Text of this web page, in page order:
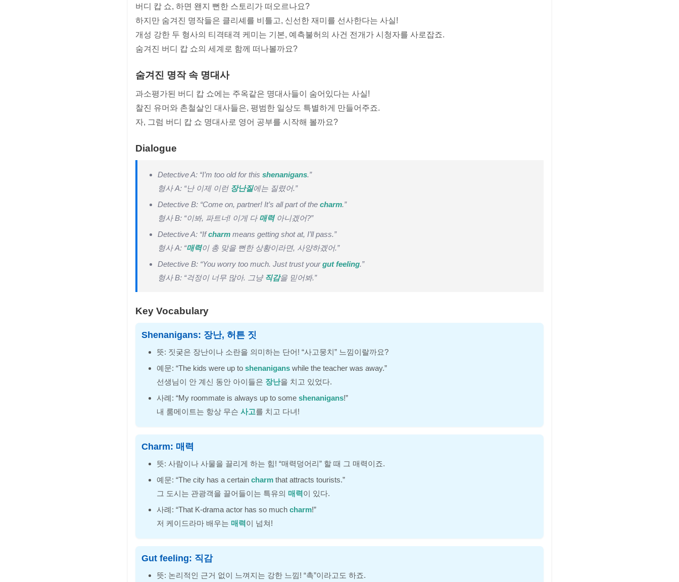
버디 캅 쇼, 하면 왠지 뻔한 스토리가 떠오르나요?
하지만 숨겨진 명작들은 클리셰를 비틀고, 신선한 재미를 선사한다는 사실!
개성 강한 두 형사의 티격태격 케미는 기본, 예측불허의 사건 전개가 시청자를 사로잡죠.
숨겨진 버디 캅 쇼의 세계로 함께 떠나볼까요?
숨겨진 명작 속 명대사
과소평가된 버디 캅 쇼에는 주옥같은 명대사들이 숨어있다는 사실!
찰진 유머와 촌철살인 대사들은, 평범한 일상도 특별하게 만들어주죠.
자, 그럼 버디 캅 쇼 명대사로 영어 공부를 시작해 볼까요?
Dialogue
Detective A: “I’m too old for this shenanigans.”
형사 A: “난 이제 이런 장난질에는 질렸어.”
Detective B: “Come on, partner! It’s all part of the charm.”
형사 B: “이봐, 파트너! 이게 다 매력아니겠어?”
Detective A: “Ifcharm means getting shot at, I’ll pass.”
형사 A: “매력이 총 맞을 뻔한 상황이라면, 사양하겠어.”
Detective B: “You worry too much. Just trust yourgut feeling.”
형사 B: “걱정이 너무 많아. 그냥 직감을 믿어봐.”
Key Vocabulary
Shenanigans: 장난, 허튼 짓
뜻: 짓궂은 장난이나 소란을 의미하는 단어! “사고뭉치” 느낌이랄까요?
예문: “The kids were up to shenanigans while the teacher was away.”
선생님이 안 계신 동안 아이들은 장난을 치고 있었다.
사례: “My roommate is always up to some shenanigans!”
내 룸메이트는 항상 무슨 사고를 치고 다녀!
Charm: 매력
뜻: 사람이나 사물을 끌리게 하는 힘! “매력덩어리” 할 때 그 매력이죠.
예문: “The city has a certain charm that attracts tourists.”
그 도시는 관광객을 끌어들이는 특유의 매력이 있다.
사례: “That K-drama actor has so much charm!”
저 케이드라마 배우는 매력이 넘쳐!
Gut feeling: 직감
뜻: 논리적인 근거 없이 느껴지는 강한 느낌! “촉”이라고도 하죠.